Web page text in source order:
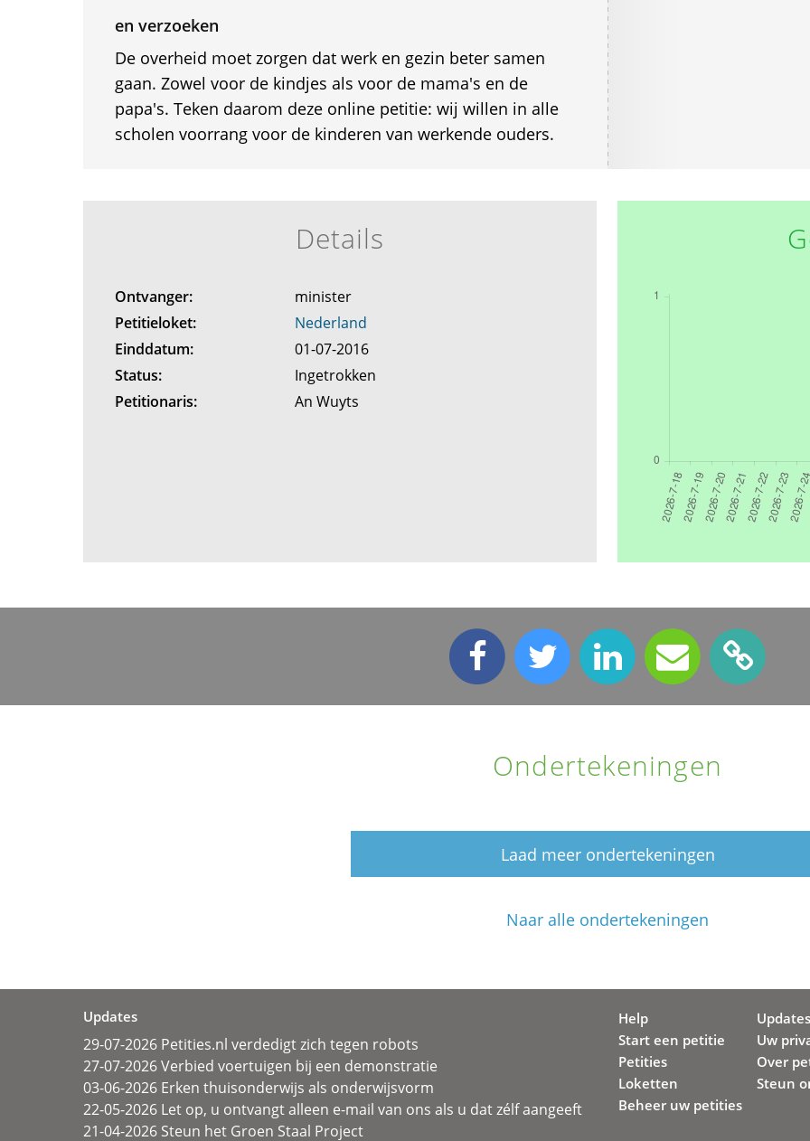
en verzoeken
De overheid moet zorgen dat werk en gezin beter samen
gaan. Zowel voor de kindjes als voor de mama's en de
papa's. Teken daarom deze online petitie: wij willen in alle
scholen voorrang voor de kinderen van werkende ouders.
Details
Ontvanger:
minister
Petitieloket:
Nederland
Einddatum:
01-07-2016
Status:
Ingetrokken
Petitionaris:
An Wuyts
Ondertekeningen
Laad meer ondertekeningen
Naar alle ondertekeningen
Updates
29-07-2026 Petities.nl verdedigt zich tegen robots
27-07-2026 Verbied voertuigen bij een demonstratie
03-06-2026 Erken thuisonderwijs als onderwijsvorm
22-05-2026 Let op, u ontvangt alleen e-mail van ons als u dat zélf aangeeft
21-04-2026 Steun het Groen Staal Project
Help
Start een petitie
Petities
Loketten
Beheer uw petities
Updates
Uw
Over
Steun